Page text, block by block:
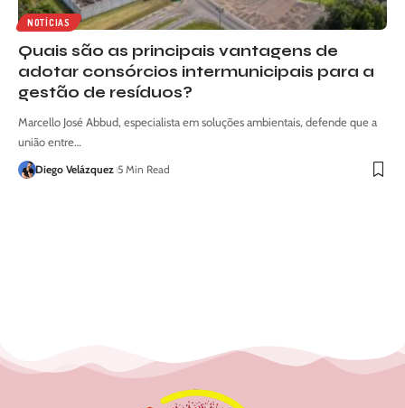
NOTÍCIAS
Quais são as principais vantagens de
adotar consórcios intermunicipais para a
gestão de resíduos?
Marcello José Abbud, especialista em soluções ambientais, defende que a
união entre…
Diego Velázquez 5 Min Read